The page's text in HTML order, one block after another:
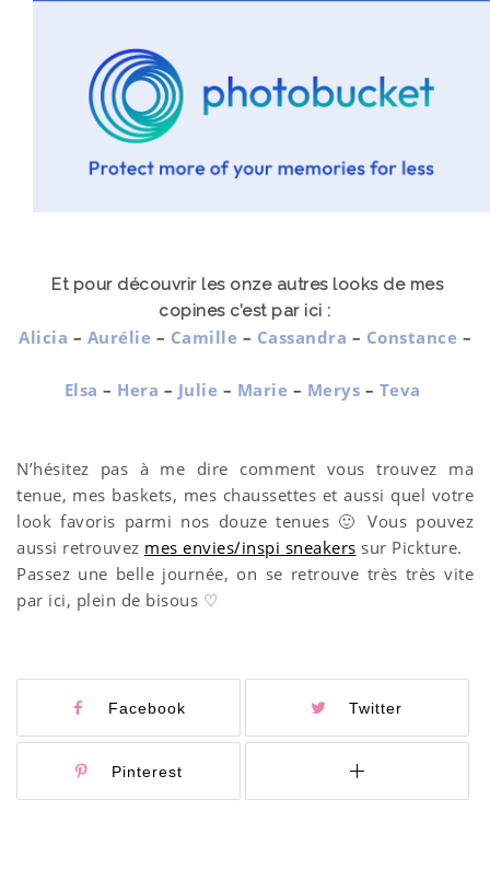
Et pour découvrir les onze autres looks de mes
copines c’est par ici :
Alicia – Aurélie – Camille – Cassandra – Constance –
Elsa – Hera – Julie – Marie – Merys – Teva
N’hésitez pas à me dire comment vous trouvez ma
tenue, mes baskets, mes chaussettes et aussi quel votre
look favoris parmi nos douze tenues 🙂 Vous pouvez
aussi retrouvez mes envies/inspi sneakers sur Pickture.
Passez une belle journée, on se retrouve très très vite
par ici, plein de bisous ♡
Facebook Twitter
Pinterest